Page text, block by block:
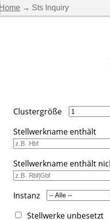
Home → Sts Inquiry
Clustergröße
Stellwerkname enthält
Stellwerkname enthält
Instanz
Stellwerke unbesetzt